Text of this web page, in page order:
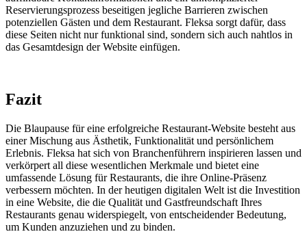
Reservierungsprozess beseitigen jegliche Barrieren zwischen
potenziellen Gästen und dem Restaurant. Fleksa sorgt dafür, dass
diese Seiten nicht nur funktional sind, sondern sich auch nahtlos in
das Gesamtdesign der Website einfügen.
Fazit
Die Blaupause für eine erfolgreiche Restaurant-Website besteht aus
einer Mischung aus Ästhetik, Funktionalität und persönlichem
Erlebnis. Fleksa hat sich von Branchenführern inspirieren lassen und
verkörpert all diese wesentlichen Merkmale und bietet eine
umfassende Lösung für Restaurants, die ihre Online-Präsenz
verbessern möchten. In der heutigen digitalen Welt ist die Investition
in eine Website, die die Qualität und Gastfreundschaft Ihres
Restaurants genau widerspiegelt, von entscheidender Bedeutung,
um Kunden anzuziehen und zu binden.